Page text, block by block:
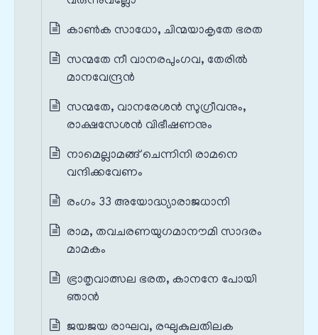
കാൺക സാധോ, ചിന്മയാകൃതേ ഭരത
സന്മതേ നീ വാനരപുംഗവ, തേരിൽ
മാനവേന്ദ്രൻ
സന്മതേ, വാനരേശൻ സുഗ്രീവനും,
രാക്ഷസേശൻ വിഭീഷണനും
നാമെല്ലാമങ്ങ് ചെന്നിനി രാമനെ
വന്ദിക്കവേണം
രംഗം 33 അയോദ്ധ്യാരാജധാനി
രാമ, തവചരണയുഗമാനൗമി സാദരം
മാമകം
ഭ്രാതൃവാത്സല ഭരത, കാനനേ പോയി
ഞാൻ
ജയജയ രാഘവ, രഘുകുലതിലക